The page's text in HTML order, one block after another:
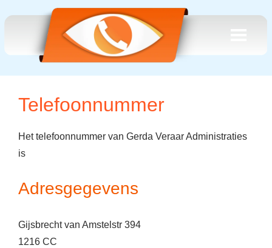
Telefoonnummer
Het telefoonnummer van Gerda Veraar Administraties
is
Adresgegevens
Gijsbrecht van Amstelstr 394
1216 CC